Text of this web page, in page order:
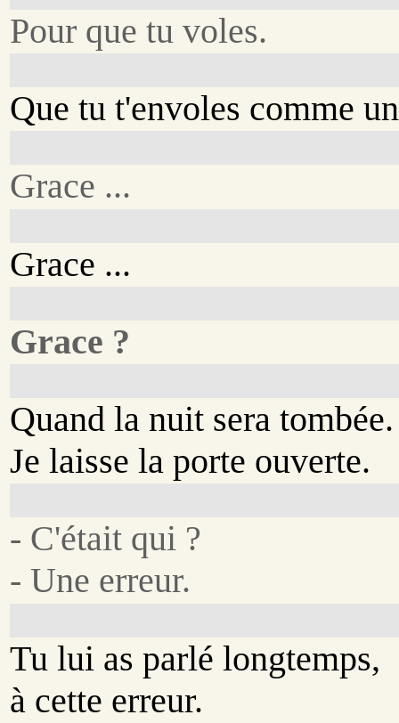
Pour que tu voles.
Que tu t'envoles comme
Grace ...
Grace ...
Grace ?
Quand la nuit sera tombée.
Je laisse la porte ouverte.
- C'était qui ?
- Une erreur.
Tu lui as parlé longtemps,
à cette erreur.